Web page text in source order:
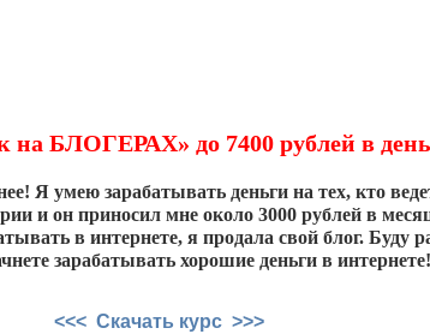
на БЛОГЕРАХ» до 7400 рублей в день
Я умею зарабатывать деньги на тех, кто
и он приносил мне около 3000 рублей в
в интернете, я продала свой блог. Буду
зарабатывать хорошие деньги в интернете!
<<< Скачать курс >>>